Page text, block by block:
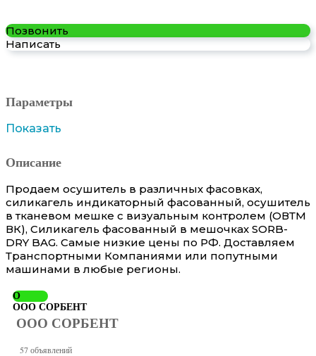
Позвонить
Написать
Параметры
Показать
Описание
Продаем осушитель в различных фасовках,
силикагель индикаторный фасованный, осушитель
в тканевом мешке с визуальным контролем (ОВТМ
ВК), Силикагель фасованный в мешочках SORB-
DRY BAG. Самые низкие цены по РФ. Доставляем
Транспортными Компаниями или попутными
машинами в любые регионы.
О
ООО СОРБЕНТ
ООО СОРБЕНТ
57 объявлений